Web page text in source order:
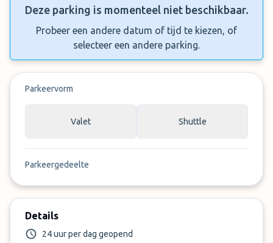
Deze parking is momenteel niet beschikbaar.
Probeer een andere datum of tijd te kiezen, of
selecteer een andere parking.
Parkeervorm
Valet Shuttle
Parkeergedeelte
Details
24 uur per dag geopend